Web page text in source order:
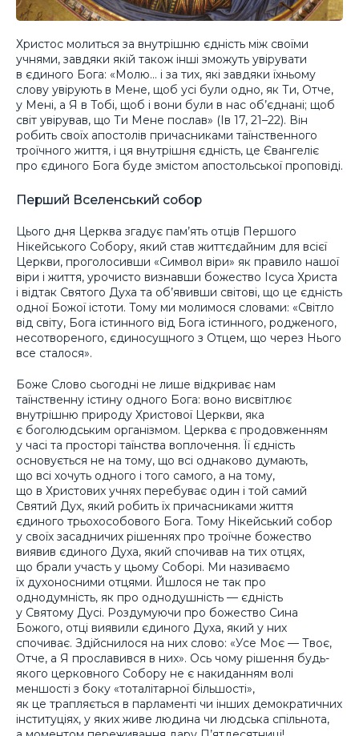
Христос молиться за внутрішню єдність між своїми
учнями, завдяки якій також інші зможуть увірувати
в єдиного Бога: «Молю… і за тих, які завдяки їхньому
слову увірують в Мене, щоб усі були одно, як Ти, Отче,
у Мені, а Я в Тобі, щоб і вони були в нас об’єднані; щоб
світ увірував, що Ти Мене послав» (Ів 17, 21–22). Він
робить своїх апостолів причасниками таїнственного
троїчного життя, і ця внутрішня єдність, це Євангеліє
про єдиного Бога буде змістом апостольської проповіді.
Перший Вселенський собор
Цього дня Церква згадує пам’ять отців Першого
Нікейського Собору, який став життєдайним для всієї
Церкви, проголосивши «Символ віри» як правило нашої
віри і життя, урочисто визнавши божество Ісуса Христа
і відтак Святого Духа та об’явивши світові, що це єдність
одної Божої істоти. Тому ми молимося словами: «Світло
від світу, Бога істинного від Бога істинного, родженого,
несотвореного, єдиносущного з Отцем, що через Нього
все сталося».
Боже Слово сьогодні не лише відкриває нам
таїнственну істину одного Бога: воно висвітлює
внутрішню природу Христової Церкви, яка
є боголюдським організмом. Церква є продовженням
у часі та просторі таїнства воплочення. Її єдність
основується не на тому, що всі однаково думають,
що всі хочуть одного і того самого, а на тому,
що в Христових учнях перебуває один і той самий
Святий Дух, який робить їх причасниками життя
єдиного трьохособового Бога. Тому Нікейський собор
у своїх засадничих рішеннях про троїчне божество
виявив єдиного Духа, який спочивав на тих отцях,
що брали участь у цьому Соборі. Ми називаємо
їх духоносними отцями. Йшлося не так про
однодумність, як про однодушність — єдність
у Святому Дусі. Роздумуючи про божество Сина
Божого, отці виявили єдиного Духа, який у них
спочиває. Здійснилося на них слово: «Усе Моє — Твоє,
Отче, а Я прославився в них». Ось чому рішення будь-
якого церковного Собору не є накиданням волі
меншості з боку «тоталітарної більшості»,
як це трапляється в парламенті чи інших демократичних
інституціях, у яких живе людина чи людська спільнота,